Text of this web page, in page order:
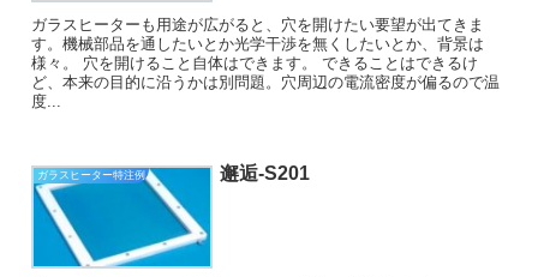
ガラスヒーターも用途が広がると、穴を開けたい要望が出てきま
す。機械部品を通したいとか光学干渉を無くしたいとか、背景は
様々。 穴を開けること自体はできます。 できることはできるけ
ど、本来の目的に沿うかは別問題。穴周辺の電流密度が偏るので温
度...
ガラスヒーター特注例 邂逅-S201